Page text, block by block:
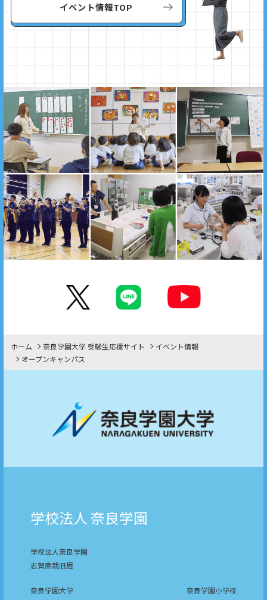
イベント情報TOP
ホーム 奈良学園大学 受験生応援サイト
イベント情報
オープンキャンパス
学校法人 奈良学園
学校法人奈良学園
志賀直哉旧居
奈良学園大学
奈良学園小学校